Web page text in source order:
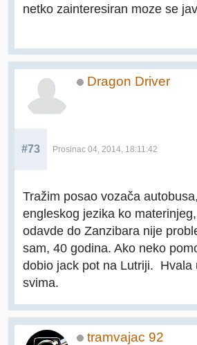
netko zainteresiran moze se
Dragon Driver
#73 Prosinac 04, 2014, 18:11:42
Tražim posao vozača
engleskog jezika ko
odavde do Zanzibara nije
sam, 40 godina. Ako neko
dobio jack pot na Lutriji. Hvala
svima.
tramvajac 92